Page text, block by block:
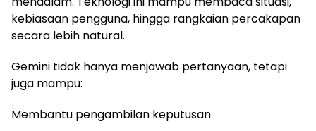
kebiasaan pengguna, hingga rangkaian percakapan
secara lebih natural.
Gemini tidak hanya menjawab pertanyaan, tetapi
juga mampu:
Membantu pengambilan keputusan